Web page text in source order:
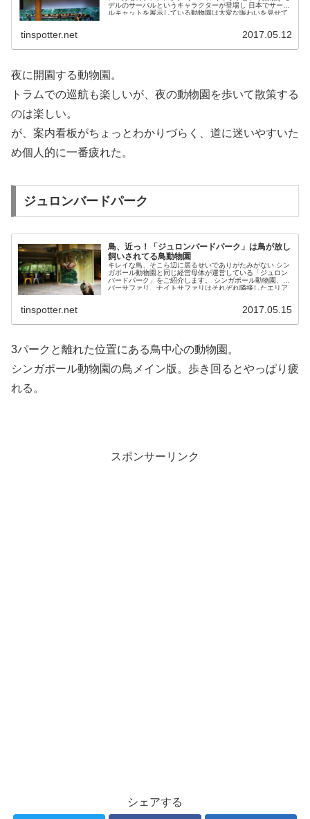
デルのサーバルというキャラクターが登場し 日本でサーバ
ルキャットを展示している動物園は大変な賑わいを見せて
tinspotter.net 2017.05.12
夜に開園する動物園。
トラムでの巡航も楽しいが、夜の動物園を歩いて散策する
のは楽しい。
が、案内看板がちょっとわかりづらく、道に迷いやすいた
め個人的に一番疲れた。
ジュロンバードパーク
鳥、近っ！「ジュロンバードパーク」は鳥が放し
飼いされてる鳥動物園
キレイな鳥、そこら辺に居るせいでありがたみがない シン
ガポール動物園と同じ経営母体が運営している「ジュロン
バードパーク」をご紹介します。 シンガポール動物園、リ
バーサファリ、ナイトサファリはそれぞれ隣接したエリア
tinspotter.net 2017.05.15
3パークと離れた位置にある鳥中心の動物園。
シンガポール動物園の鳥メイン版。歩き回るとやっぱり疲
れる。
スポンサーリンク
シェアする